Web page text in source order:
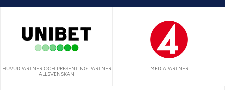
HUVUDPARTNER OCH PRESENTING PARTNER
ALLSVENSKAN
MEDIAPARTNER